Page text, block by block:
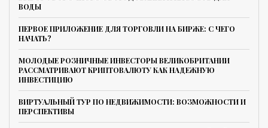
ВОДЫ
ПЕРВОЕ ПРИЛОЖЕНИЕ ДЛЯ ТОРГОВЛИ НА БИРЖЕ: С ЧЕГО
НАЧАТЬ?
МОЛОДЫЕ РОЗНИЧНЫЕ ИНВЕСТОРЫ ВЕЛИКОБРИТАНИИ
РАССМАТРИВАЮТ КРИПТОВАЛЮТУ КАК НАДЕЖНУЮ
ИНВЕСТИЦИЮ
ВИРТУАЛЬНЫЙ ТУР ПО НЕДВИЖИМОСТИ: ВОЗМОЖНОСТИ И
ПЕРСПЕКТИВЫ